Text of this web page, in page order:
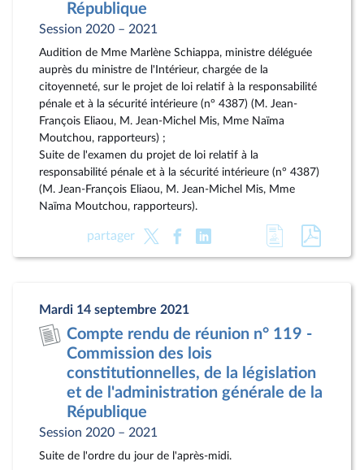
République
Session 2020 – 2021
Audition de Mme Marlène Schiappa, ministre déléguée
auprès du ministre de l'Intérieur, chargée de la
citoyenneté, sur le projet de loi relatif à la responsabilité
pénale et à la sécurité intérieure (n° 4387) (M. Jean-
François Eliaou, M. Jean-Michel Mis, Mme Naïma
Moutchou, rapporteurs) ;
Suite de l'examen du projet de loi relatif à la
responsabilité pénale et à la sécurité intérieure (n° 4387)
(M. Jean-François Eliaou, M. Jean-Michel Mis, Mme
Naïma Moutchou, rapporteurs).
partager
Accéder
à
document
au
pdf
Mardi 14 septembre 2021
Compte rendu de réunion n° 119 -
Commission des lois
constitutionnelles, de la législation
et de l'administration générale de la
République
Session 2020 – 2021
Suite de l'ordre du jour de l'après-midi.